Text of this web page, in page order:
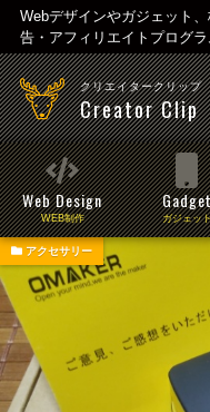
Webデザインやガジェット
告・アフィリエイトプログ
クリエイタークリップ
Creator Clip
Web Design
WEB制作 ガジェッ
アクセサリー